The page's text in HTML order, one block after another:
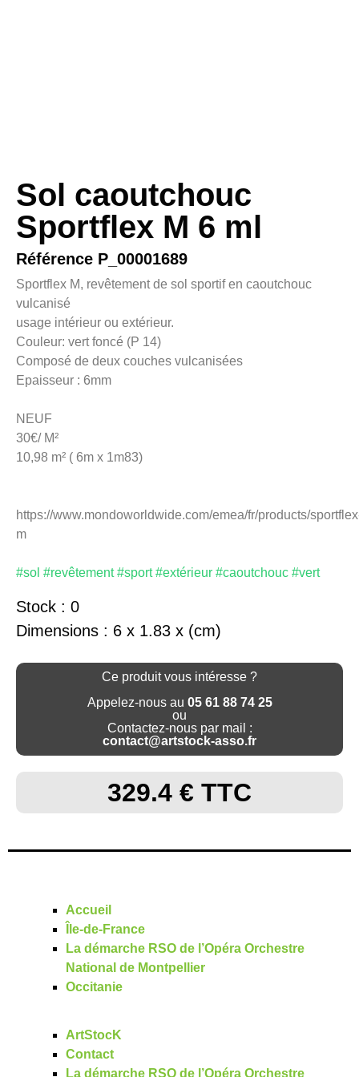
Sol caoutchouc
Sportflex M 6 ml
Référence P_00001689
Sportflex M, revêtement de sol sportif en caoutchouc
vulcanisé
usage intérieur ou extérieur.
Couleur: vert foncé (P 14)
Composé de deux couches vulcanisées
Epaisseur : 6mm
NEUF
30€/ M²
10,98 m² ( 6m x 1m83)
https://www.mondoworldwide.com/emea/fr/products/
m
#sol #revêtement #sport #extérieur #caoutchouc #vert
Stock : 0
Dimensions : 6 x 1.83 x (cm)
Ce produit vous intéresse ?
Appelez-nous au 05 61 88 74 25
ou
Contactez-nous par mail :
contact@artstock-asso.fr
329.4 € TTC
Accueil
Île-de-France
La démarche RSO de l’Opéra Orchestre
National de Montpellier
Occitanie
ArtStocK
Contact
La démarche RSO de l’Opéra Orchestre